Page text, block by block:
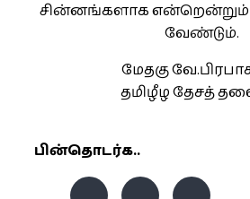
சின்னங்களாக என்றென்றும்
வேண்டும்.
மேதகு
தமிழீழ தேசத்
பின்தொடர்க..